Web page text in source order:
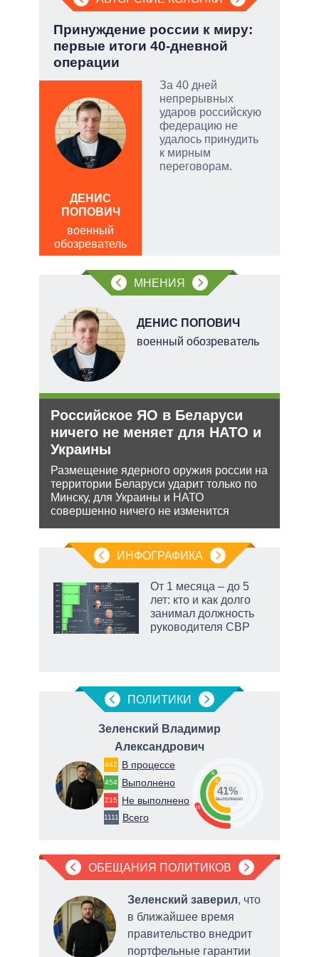
Принуждение россии к миру:
первые итоги 40-дневной
операции
За 40 дней
непрерывных
ударов российскую
федерацию не
удалось принудить
к мирным
переговорам.
ДЕНИС
ПОПОВИЧ
военный
обозреватель
МНЕНИЯ
ДЕНИС ПОПОВИЧ
военный обозреватель
Российское ЯО в Беларуси
ничего не меняет для НАТО и
Украины
Размещение ядерного оружия россии на
территории Беларуси ударит только по
Минску, для Украины и НАТО
совершенно ничего не изменится
ИНФОГРАФИКА
От 1 месяца – до 5
лет: кто и как долго
занимал должность
руководителя СВР
ПОЛИТИКИ
Зеленский Владимир
Александрович
442 В процессе
454 Выполнено
215 Не выполнено
1111 Всего
19
41
40
41%
выполнено
ОБЕЩАНИЯ ПОЛИТИКОВ
Зеленский заверил, что
в ближайшее время
правительство внедрит
портфельные гарантии